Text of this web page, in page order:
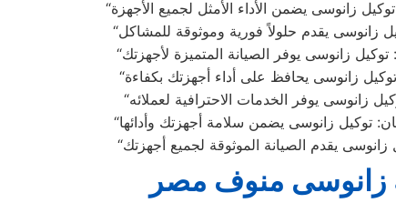
زانوسى منوف مصر